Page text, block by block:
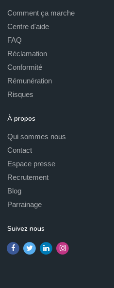
Comment ça marche
Centre d'aide
FAQ
Réclamation
Conformité
Rémunération
Risques
À propos
Qui sommes nous
Contact
Espace presse
Recrutement
Blog
Parrainage
Suivez nous